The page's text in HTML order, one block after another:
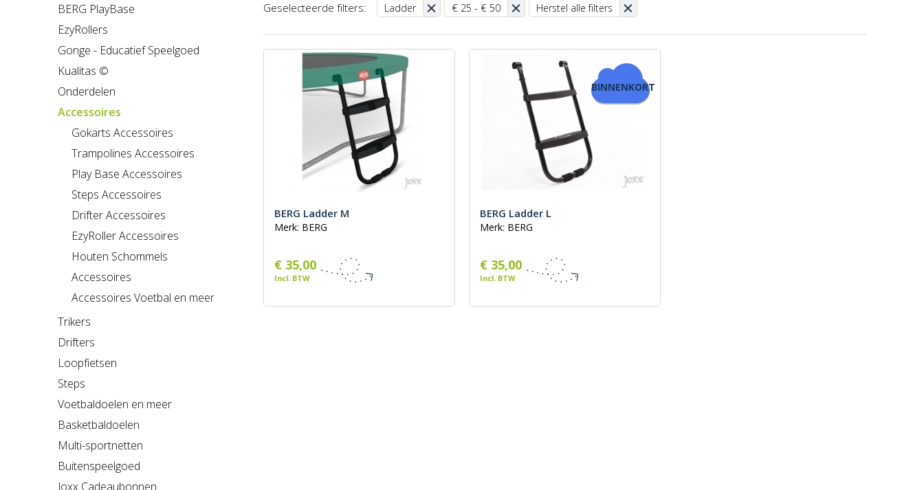
BERG PlayBase
EzyRollers
Gonge - Educatief Speelgoed
Kualitas ©
Onderdelen
Accessoires
Gokarts Accessoires
Trampolines Accessoires
Play Base Accessoires
Steps Accessoires
Drifter Accessoires
EzyRoller Accessoires
Houten Schommels
Accessoires
Accessoires Voetbal en meer
Trikers
Drifters
Loopfietsen
Steps
Voetbaldoelen en meer
Basketbaldoelen
Multi-sportnetten
Buitenspeelgoed
Joxx Cadeaubonnen
Prijs laag-hoog
Prijs hoog-laag
Recentst
Geselecteerde filters: Ladder € 25 - € 50 Herstel alle filters
BERG Ladder M
Merk: BERG
€ 35,00
Incl. BTW
BINNENKORT
BERG Ladder L
Merk: BERG
€ 35,00
Incl. BTW